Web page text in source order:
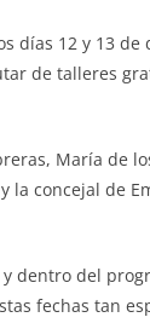
días 12 y 13
de talleres
María de
la concejal de
dentro del
fechas tan